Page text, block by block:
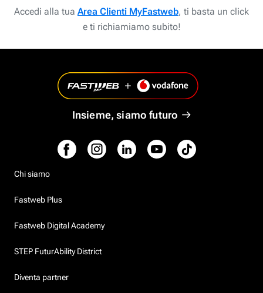
Accedi alla tua Area Clienti MyFastweb, ti basta un click
e ti richiamiamo subito!
Insieme, siamo futuro
Chi siamo
Fastweb Plus
Fastweb Digital Academy
STEP FuturAbility District
Diventa partner